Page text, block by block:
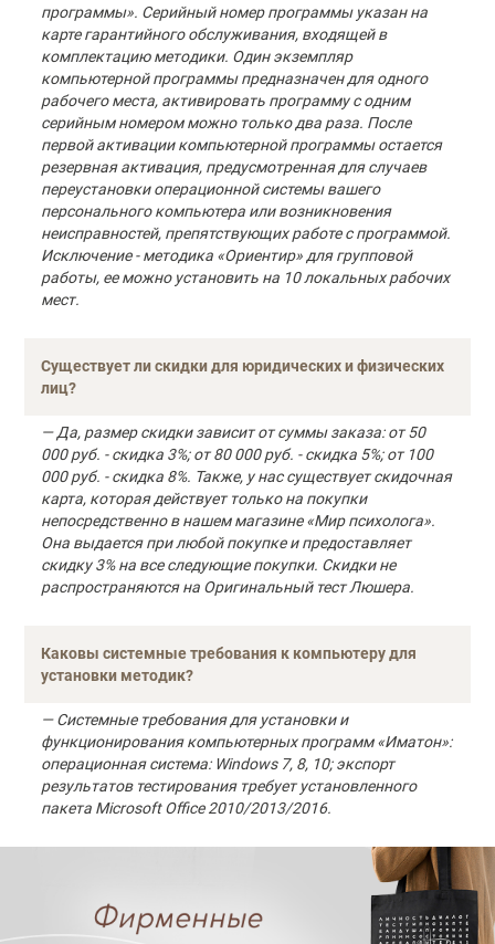
программы». Серийный номер программы указан на
карте гарантийного обслуживания, входящей в
комплектацию методики. Один экземпляр
компьютерной программы предназначен для одного
рабочего места, активировать программу с одним
серийным номером можно только два раза. После
первой активации компьютерной программы остается
резервная активация, предусмотренная для случаев
переустановки операционной системы вашего
персонального компьютера или возникновения
неисправностей, препятствующих работе с программой.
Исключение - методика «Ориентир» для групповой
работы, ее можно установить на 10 локальных рабочих
мест.
Существует ли скидки для юридических и физических
лиц?
— Да, размер скидки зависит от суммы заказа: от 50
000 руб. - скидка 3%; от 80 000 руб. - скидка 5%; от 100
000 руб. - скидка 8%. Также, у нас существует скидочная
карта, которая действует только на покупки
непосредственно в нашем магазине «Мир психолога».
Она выдается при любой покупке и предоставляет
скидку 3% на все следующие покупки. Скидки не
распространяются на Оригинальный тест Люшера.
Каковы системные требования к компьютеру для
установки методик?
— Системные требования для установки и
функционирования компьютерных программ «Иматон»:
операционная система: Windows 7, 8, 10; экспорт
результатов тестирования требует установленного
пакета Microsoft Office 2010/2013/2016.